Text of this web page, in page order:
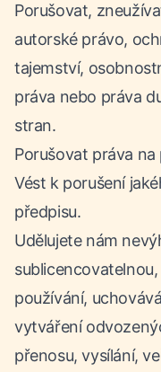
Porušovat,
autorské právo,
tajemství,
práva nebo práva
stran.
Porušovat práva
Vést k porušení
předpisu.
Udělujete nám
používání,
vytváření
přenosu, vysílání,